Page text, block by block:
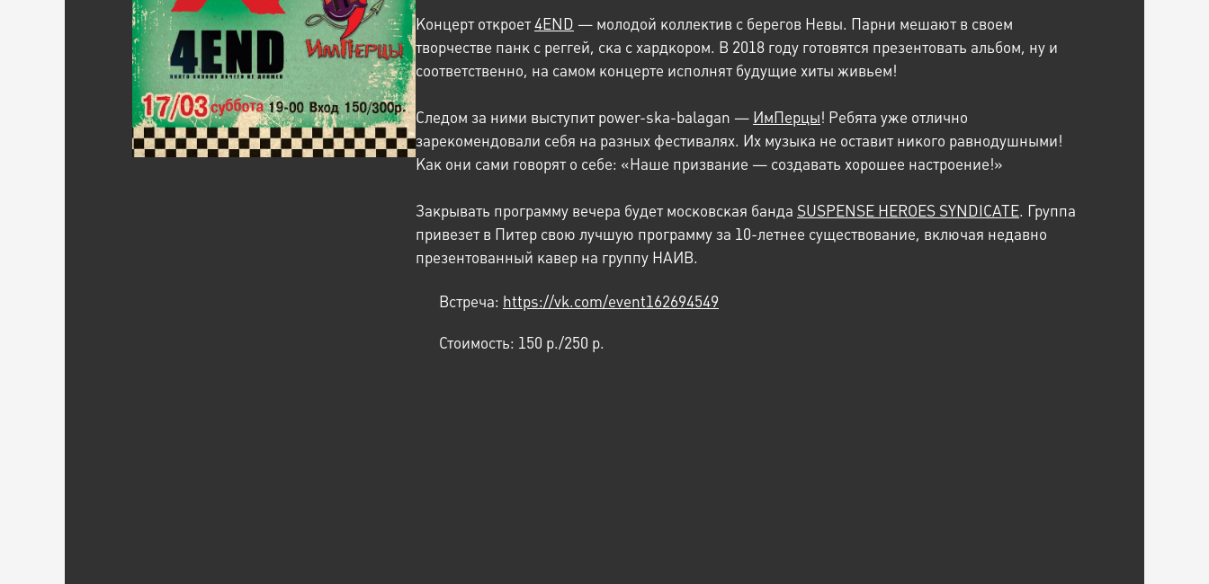
Концерт откроет4END — молодой коллектив с берегов Невы. Парни мешают в своем
творчестве панк с реггей, ска с хардкором. В 2018 году готовятся презентовать альбом, ну и
соответственно, на самом концерте исполнят будущие хиты живьем!
Следом за ними выступит power-ska-balagan — ИмПерцы! Ребята уже отлично
зарекомендовали себя на разных фестивалях. Их музыка не оставит никого равнодушными!
Как они сами говорят о себе: «Наше призвание — создавать хорошее настроение!»
Закрывать программу вечера будет московская банда SUSPENSE HEROES SYNDICATE. Группа
привезет в Питер свою лучшую программу за 10-летнее существование, включая недавно
презентованный кавер на группу НАИВ.
Встреча: https://vk.com/event162694549
Стоимость: 150 p./250 p.